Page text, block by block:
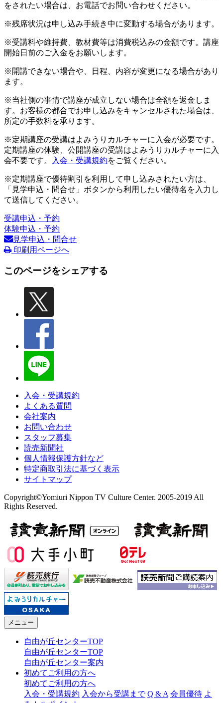
をされたい場合は、お電話でお問い合わせください。
※残席状況は申し込み手続き中に変動する場合があります。
※受講料や維持費、教材費等は消費税込みの金額です。講座
開始日前のご入金をお願いします。
※開講できない場合や、日程、内容が変更になる場合があり
ます。
※当社側の事情で講座が成立しない場合は全額を返金しま
す。お客様の都合でお申し込みをキャンセルされた場合は、
所定の手数料を承ります。
※定期講座の受講はよみうりカルチャーに入会が必要です。
定期講座の体験、公開講座の受講はよみうりカルチャーに入
会不要です。
入会・受講規約をご覧ください。
※定期講座で優待割引を利用して申し込みされたい方は、
「見学申込・問合せ」ボタンから利用したい優待名を入力し
て送信してください。
受講申込・予約
体験申込・予約
見学申込・問合せ
印刷用ページへ
このページをシェアする
入会・受講規約
よくある質問
会社案内
お問い合わせ
スタッフ募集
読売新聞社
個人情報保護方針など
特定商取引法に基づく表示
サイトマップ
Copyright©Yomiuri Nippon TV Culture Center. 2005-2019 All
Rights Reserved.
メニュー
自由が丘センターTOP
自由が丘センターTOP
自由が丘センター案内
初めてご利用の方へ
初めてご利用の方へ
入会・受講規約 入会から受講まで Q & A 会員優待 よ